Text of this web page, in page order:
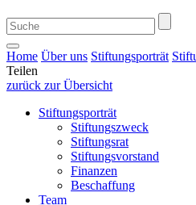
Home Über uns Stiftungsporträt
Teilen
zurück zur Übersicht
Stiftungsporträt
Stiftungszweck
Stiftungsrat
Stiftungsvorstand
Finanzen
Beschaffung
Team